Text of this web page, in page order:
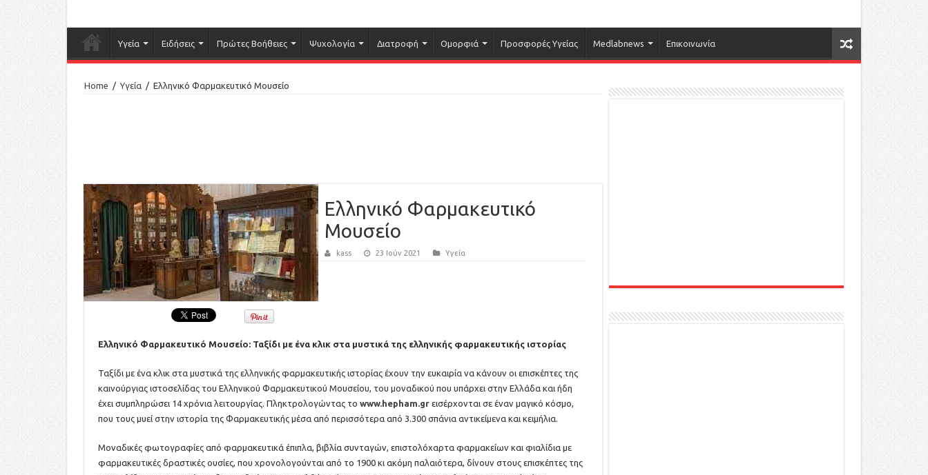
Υγεία Ειδήσεις Πρώτες Βοήθειες Ψυχολογία Διατροφή Ομορφιά Προσφορές Υγείας Medlabnews Επικοινωνία
Home / Υγεία / Ελληνικό Φαρμακευτικό Μουσείο
Ελληνικό Φαρμακευτικό
Μουσείο
kass 23 Ιούν 2021 Υγεία
Ελληνικό Φαρμακευτικό Μουσείο: Ταξίδι με ένα κλικ στα μυστικά της ελληνικής φαρμακευτικής ιστορίας
Ταξίδι με ένα κλικ στα μυστικά της ελληνικής φαρμακευτικής ιστορίας έχουν την ευκαιρία να κάνουν οι επισκέπτες της
καινούργιας ιστοσελίδας του Ελληνικού Φαρμακευτικού Μουσείου, του μοναδικού που υπάρχει στην Ελλάδα και ήδη
έχει συμπληρώσει 14 χρόνια λειτουργίας. Πληκτρολογώντας το www.hepham.gr εισέρχονται σε έναν μαγικό κόσμο,
που τους μυεί στην ιστορία της Φαρμακευτικής μέσα από περισσότερα από 3.300 σπάνια αντικείμενα και κειμήλια.
Μοναδικές φωτογραφίες από φαρμακευτικά έπιπλα, βιβλία συνταγών, επιστολόχαρτα φαρμακείων και φιαλίδια με
φαρμακευτικές δραστικές ουσίες, που χρονολογούνται από το 1900 κι ακόμη παλαιότερα, δίνουν στους επισκέπτες της